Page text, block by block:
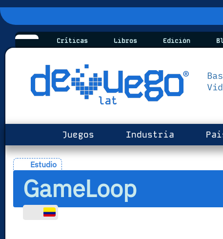
Críticas Libros Edición
Juegos Industria
Estudio
GameLoop